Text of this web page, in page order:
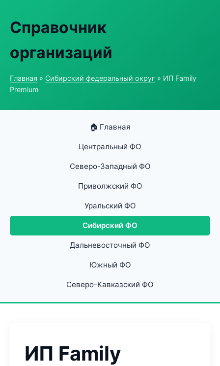
Справочник
организаций
Главная » Сибирский федеральный округ » ИП Family
Premium
🏠 Главная
Центральный ФО
Северо-Западный ФО
Приволжский ФО
Уральский ФО
Сибирский ФО
Дальневосточный ФО
Южный ФО
Северо-Кавказский ФО
ИП Family